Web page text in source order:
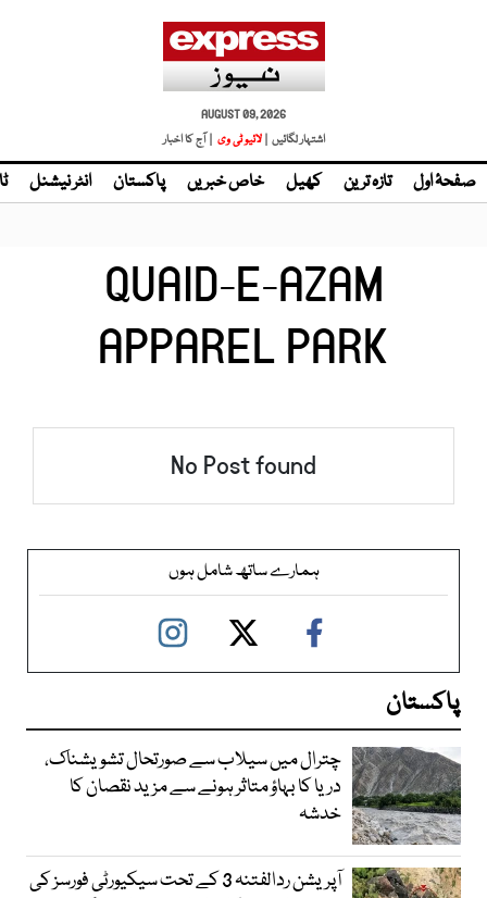
AUGUST 09, 2026
اشتہار لگائیں |
| آج کا اخبار
صفحۂ اول تازہ ترین کھیل خاص خبریں پاکستان انٹر نیشنل
QUAID-E-AZAM
APPAREL PARK
No Post found
ہمارے ساتھ شامل ہوں
پاکستان
چترال میں سیلاب سے صورتحال تشویشناک،
دریا کا بہاؤ متاثر ہونے سے مزید نقصان کا
خدشہ
آپریشن ردالفتنہ 3 کے تحت سیکیورٹی فورسز کی